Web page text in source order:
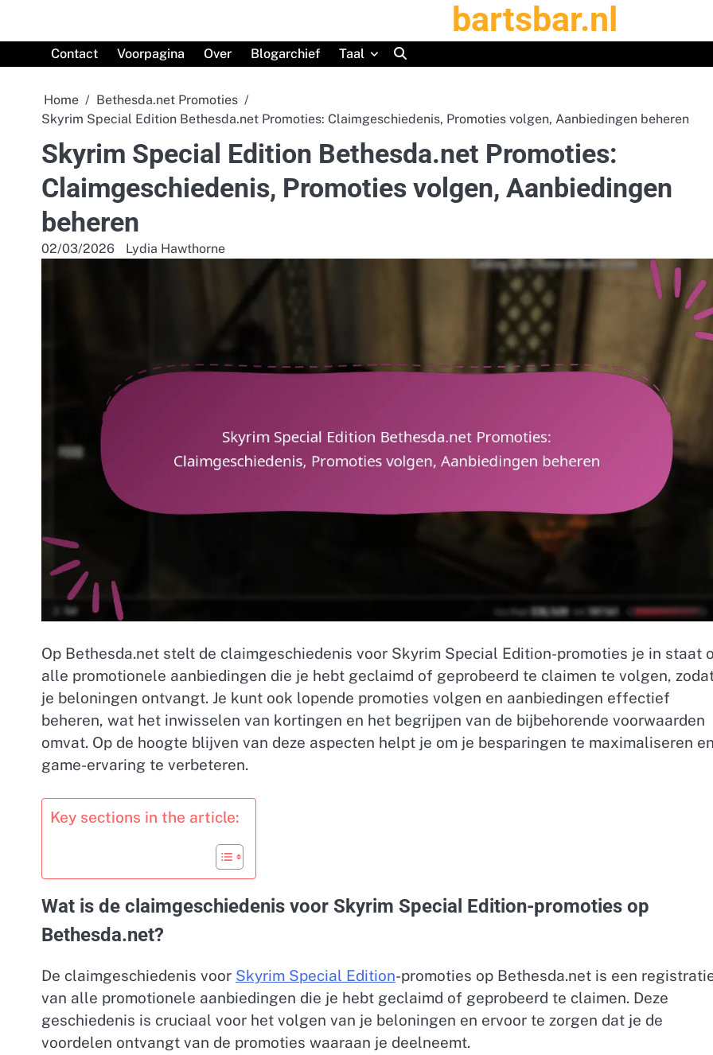
content
bartsbar.nl
Contact Voorpagina Over Blogarchief Taal
Home
Bethesda.net Promoties
Skyrim Special Edition Bethesda.net Promoties: Claimgeschiedenis, Promoties volgen, Aanbiedingen beheren
Skyrim Special Edition Bethesda.net Promoties:
Claimgeschiedenis, Promoties volgen, Aanbiedingen
beheren
02/03/2026 Lydia Hawthorne
Op Bethesda.net stelt de claimgeschiedenis voor Skyrim Special Edition-promoties je in staat
alle promotionele aanbiedingen die je hebt geclaimd of geprobeerd te claimen te volgen,
je beloningen ontvangt. Je kunt ook lopende promoties volgen en aanbiedingen effectief
beheren, wat het inwisselen van kortingen en het begrijpen van de bijbehorende voorwaarden
omvat. Op de hoogte blijven van deze aspecten helpt je om je besparingen te maximaliseren
game-ervaring te verbeteren.
Key sections in the article:
Wat is de claimgeschiedenis voor Skyrim Special Edition-promoties op
Bethesda.net?
De claimgeschiedenis voor Skyrim Special Edition-promoties op Bethesda.net is een
van alle promotionele aanbiedingen die je hebt geclaimd of geprobeerd te claimen. Deze
geschiedenis is cruciaal voor het volgen van je beloningen en ervoor te zorgen dat je de
voordelen ontvangt van de promoties waaraan je deelneemt.